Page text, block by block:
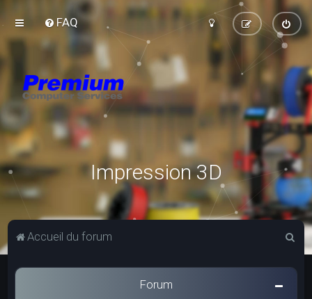
FAQ
Impression 3D
Accueil du forum
c
Forum